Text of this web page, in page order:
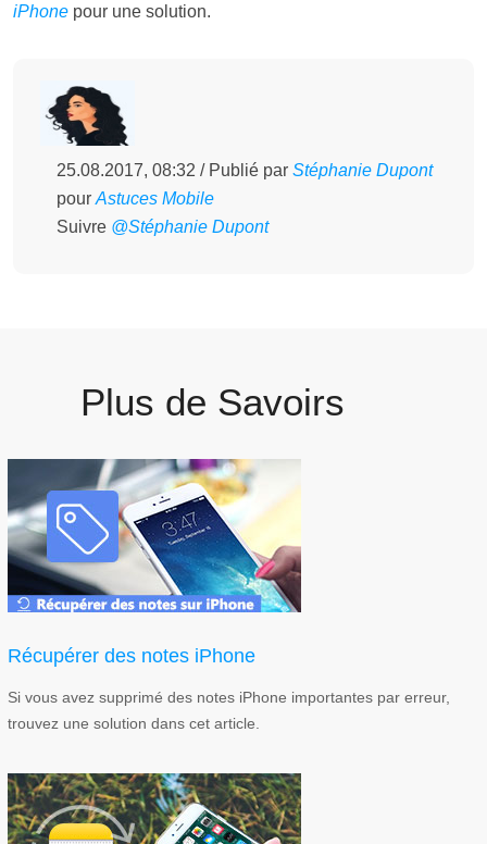
iPhone pour une solution.
25.08.2017, 08:32 / Publié parStéphanie Dupont
pourAstuces Mobile
Suivre @Stéphanie Dupont
Plus de Savoirs
Récupérer des notes iPhone
Si vous avez supprimé des notes iPhone importantes par erreur,
trouvez une solution dans cet article.